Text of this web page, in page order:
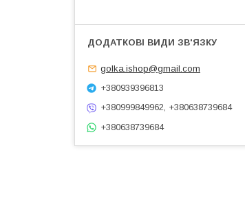
golka.ishop@gmail.com
+380939396813
+380999849962, +380638739684
+380638739684